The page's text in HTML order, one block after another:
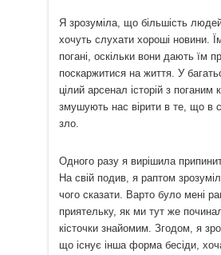
Я зрозуміла, що більшість
хочуть слухати хороші новини.
погані, оскільки вони дають їм
поскаржитися на життя. У
цілий арсенал історій з поганим
змушують нас вірити в те, що в
зло.
Одного разу я вирішила
На свій подив, я раптом
чого сказати. Варто було мені
приятельку, як ми тут же
кісточки знайомим. Згодом, я
що існує інша форма бесіди,